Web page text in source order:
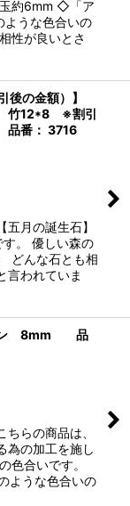
約6mm ◇「ア
ような色合いの
性が良いとさ
後の金額）】
竹12*8 ※割引
品番： 3716
五月の誕生石】
。 優しい森の
どんな石とも相
言われていま
ン 8mm 品
ちらの商品は、
為の加工を施し
色合いです。
ような色合いの